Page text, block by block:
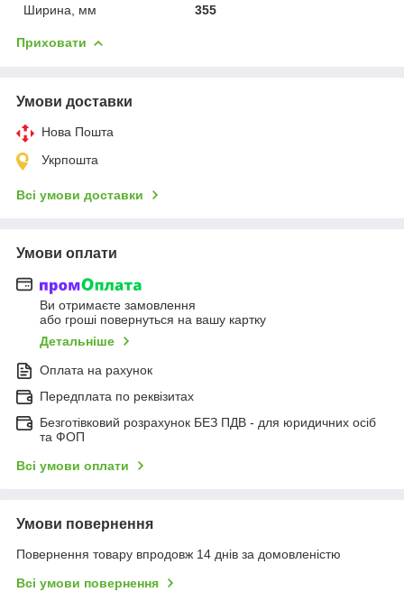
Ширина, мм 355
Приховати
Умови доставки
Нова Пошта
Укрпошта
Всі умови доставки
Умови оплати
Ви отримаєте замовлення
або гроші повернуться на вашу картку
Детальніше
Оплата на рахунок
Передплата по реквізитах
Безготівковий розрахунок БЕЗ ПДВ - для юридичних осіб
та ФОП
Всі умови оплати
Умови повернення
Повернення товару впродовж 14 днів за домовленістю
Всі умови повернення